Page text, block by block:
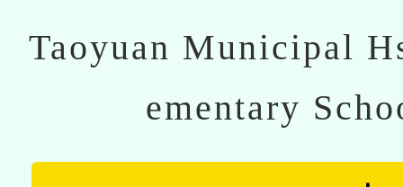
Taoyuan Municipal
ementary